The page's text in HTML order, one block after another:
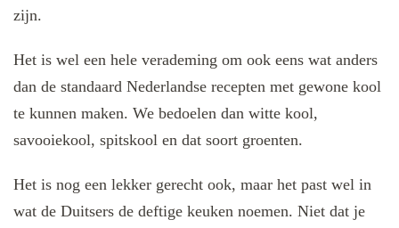
zijn.
Het is wel een hele verademing om ook eens wat anders
dan de standaard Nederlandse recepten met gewone kool
te kunnen maken. We bedoelen dan witte kool,
savooiekool, spitskool en dat soort groenten.
Het is nog een lekker gerecht ook, maar het past wel in
wat de Duitsers de deftige keuken noemen. Niet dat je